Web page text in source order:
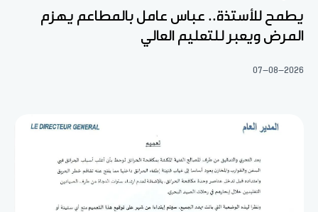
يطمح للأستذة.. عباس عامل بالمطاعم يهزم
المرض ويعبر للتعليم العالي
07-08-2026